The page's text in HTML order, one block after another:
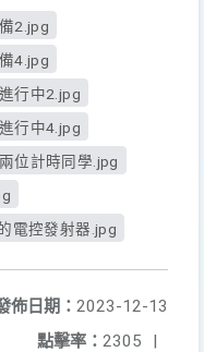
2.jpg
4.jpg
行中2.jpg
行中4.jpg
位計時同學.jpg
電控發射器.jpg
佈日期： 2023-12-13
點擊率： 2305 |